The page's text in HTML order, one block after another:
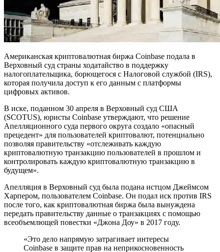
Американская криптовалютная биржа Coinbase подала в
Верховный суд страны ходатайство в поддержку
налогоплательщика, борющегося с Налоговой службой (IRS),
которая получила доступ к его данным с платформы
цифровых активов.
В иске, поданном 30 апреля в Верховный суд США
(SCOTUS), юристы Coinbase утверждают, что решение
Апелляционного суда первого округа создало «опасный
прецедент» для пользователей криптовалют, потенциально
позволяя правительству «отслеживать каждую
криптовалютную транзакцию пользователей в прошлом и
контролировать каждую криптовалютную транзакцию в
будущем».
Апелляция в Верховный суд была подана истцом Джеймсом
Харпером, пользователем Coinbase. Он подал иск против IRS
после того, как криптовалютная биржа была вынуждена
передать правительству данные о транзакциях с помощью
всеобъемлющей повестки «Джона Доу» в 2017 году.
«Это дело напрямую затрагивает интересы
Coinbase в защите прав на неприкосновенность